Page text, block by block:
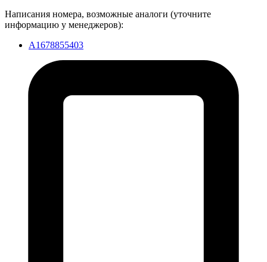
Написания номера, возможные аналоги (уточните
информацию у менеджеров):
A1678855403